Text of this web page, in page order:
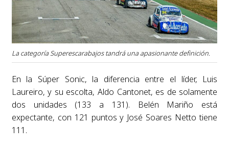
La categoría Superescarabajos tandrá una apasionante definición.
En la Súper Sonic, la diferencia entre el líder, Luis
Laureiro, y su escolta, Aldo Cantonet, es de solamente
dos unidades (133 a 131). Belén Mariño está
expectante, con 121 puntos y José Soares Netto tiene
111.